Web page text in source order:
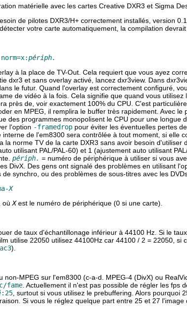
matérielle avec les cartes Creative DXR3 et Sigma
de pilotes DXR3/H+ correctement installés, version
votre carte automatiquement, la compilation
périph.
à la place de TV-Out. Cela requiert que vous ayez
dxr3 et sans overlay activé, lancez dxr3view. Dans
le futur. Quand l'overlay est correctement configuré,
de vidéo à la fois. Cela signifie que quand vous utilisez
près de, voir exactement 100% du CPU. C'est
en MPEG, il remplira le buffer très rapidement. Avec le
des programmes monopolisent le CPU pour une
l'option -framedrop pour éviter les éventuelles pertes
interne de l'em8300 sera contrôlée à tout moment, si elle
la norme TV de la carte DXR3 sans avoir besoin
utilisant PAL/PAL-60) et 1 (ajustement auto utilisant
périph. = numéro de périphérique à utiliser si vous
DivX. Des gens ont signalé des problèmes en utilisant
de synchro, ou des problèmes de sous-titres avec les
X
où Xest le numéro de périphérique (0 si une carte).
de taux d'échantillonage inférieur à 44100 Hz. Si le
utilise 22050 utilisez 44100Hz car 44100 / 2 = 22050,
).
non-MPEG sur l'em8300 (c-a-d. MPEG-4 (DivX) ou
fame . Actuellement il n'est pas possible de régler les
:25 , surtout si vous utilisez le prebuffering. Alors
Si vous le réglez quelque part entre 25 et 27